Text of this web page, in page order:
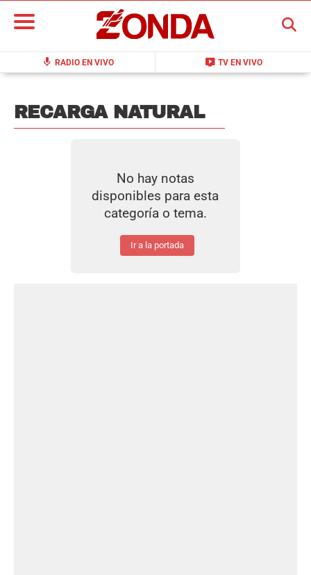
mic RADIO EN VIVO live_tv TV EN VIVO
BUSCAR
RECARGA NATURAL
No hay notas
disponibles para esta
categoría o tema.
Ir a la portada